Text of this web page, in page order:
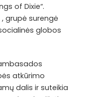
of Dixie“.
grupė surengė
globos
atkūrimo
dalis ir suteikia